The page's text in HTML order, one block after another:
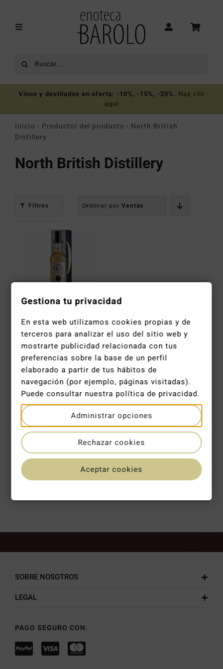
contenido
Toggle
Recomendaciones
Ofertas
Colecciones
Vinos
Catas y Actividades
Buscar:
Vinos y destilados en oferta: -10%, -15%, -20%. Haz clic
aquí
Inicio - Productor del producto - North British
Distillery
North British Distillery
Filtros Ordenar por Ventas
Whisky The Ten #0 North British 7 YO Lowland Single Grain 40,1%
28,30€
ENTREGA EN 2-4 DÍAS LABORALES
ENVÍO GRATUITO EN PEDIDOS DE +120 €
SOBRE NOSOTROS
LEGAL
PAGO SEGURO CON:
Gestiona tu privacidad
En esta web utilizamos cookies propias y de
terceros para analizar el uso del sitio web y
mostrarte publicidad relacionada con tus
preferencias sobre la base de un perfil
elaborado a partir de tus hábitos de
navegación (por ejemplo, páginas visitadas).
Puede consultar nuestra política de privacidad.
Administrar opciones
Rechazar cookies
Aceptar cookies